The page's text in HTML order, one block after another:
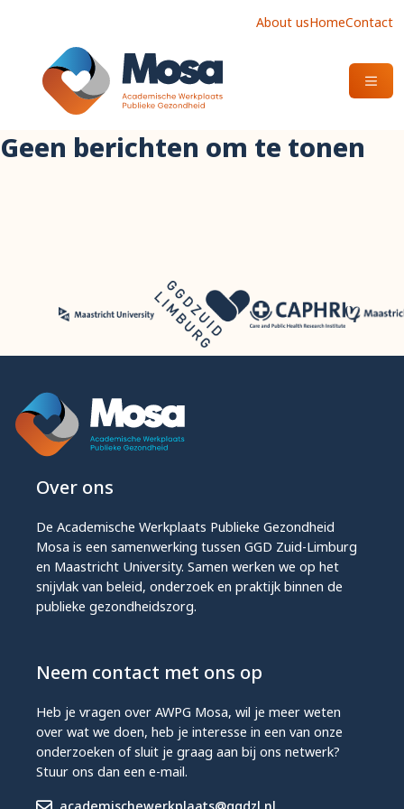
About usHomeContact
OPEN
Geen berichten om te tonen
Over ons
De Academische Werkplaats Publieke Gezondheid
Mosa is een samenwerking tussen GGD Zuid-Limburg
en Maastricht University. Samen werken we op het
snijvlak van beleid, onderzoek en praktijk binnen de
publieke gezondheidszorg.
Neem contact met ons op
Heb je vragen over AWPG Mosa, wil je meer weten
over wat we doen, heb je interesse in een van onze
onderzoeken of sluit je graag aan bij ons netwerk?
Stuur ons dan een e-mail.